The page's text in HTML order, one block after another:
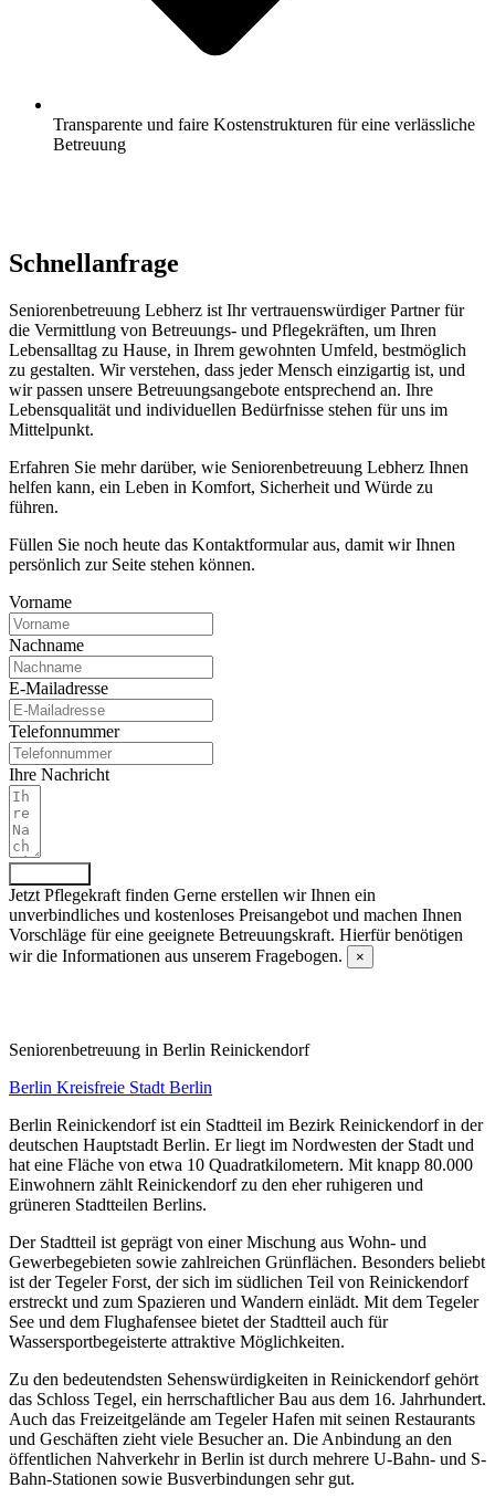
Transparente und faire Kostenstrukturen für eine verlässliche
Betreuung
Schnell­anfrage
Seniorenbetreuung Lebherz ist Ihr vertrauenswürdiger Partner für
die Vermittlung von Betreuungs- und Pflegekräften, um Ihren
Lebensalltag zu Hause, in Ihrem gewohnten Umfeld, bestmöglich
zu gestalten. Wir verstehen, dass jeder Mensch einzigartig ist, und
wir passen unsere Betreuungsangebote entsprechend an. Ihre
Lebensqualität und individuellen Bedürfnisse stehen für uns im
Mittelpunkt.
Erfahren Sie mehr darüber, wie Seniorenbetreuung Lebherz Ihnen
helfen kann, ein Leben in Komfort, Sicherheit und Würde zu
führen.
Füllen Sie noch heute das Kontaktformular aus, damit wir Ihnen
persönlich zur Seite stehen können.
Vorname
Nachname
E-Mailadresse
Telefonnummer
Ihre Nachricht
Jetzt Pflegekraft finden Gerne erstellen wir Ihnen ein
unverbindliches und kostenloses Preisangebot und machen Ihnen
Vorschläge für eine geeignete Betreuungskraft. Hierfür benötigen
wir die Informationen aus unserem Fragebogen.
×
Senioren­betreuung in Berlin Reinickendorf
Berlin Kreisfreie Stadt Berlin
Berlin Reinickendorf ist ein Stadtteil im Bezirk Reinickendorf in der
deutschen Hauptstadt Berlin. Er liegt im Nordwesten der Stadt und
hat eine Fläche von etwa 10 Quadratkilometern. Mit knapp 80.000
Einwohnern zählt Reinickendorf zu den eher ruhigeren und
grüneren Stadtteilen Berlins.
Der Stadtteil ist geprägt von einer Mischung aus Wohn- und
Gewerbegebieten sowie zahlreichen Grünflächen. Besonders beliebt
ist der Tegeler Forst, der sich im südlichen Teil von Reinickendorf
erstreckt und zum Spazieren und Wandern einlädt. Mit dem Tegeler
See und dem Flughafensee bietet der Stadtteil auch für
Wassersportbegeisterte attraktive Möglichkeiten.
Zu den bedeutendsten Sehenswürdigkeiten in Reinickendorf gehört
das Schloss Tegel, ein herrschaftlicher Bau aus dem 16. Jahrhundert.
Auch das Freizeitgelände am Tegeler Hafen mit seinen Restaurants
und Geschäften zieht viele Besucher an. Die Anbindung an den
öffentlichen Nahverkehr in Berlin ist durch mehrere U-Bahn- und S-
Bahn-Stationen sowie Busverbindungen sehr gut.